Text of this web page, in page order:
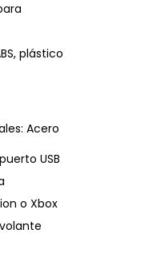
plástico
Acero
USB
o Xbox